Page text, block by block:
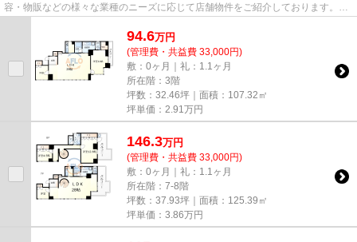
容・物販などの様々な業種のニーズに応じて店舗物件をご紹介しております。
尚、弊社ではおとり広告は一切...
94.6万円
(管理費・共益費 33,000円)
敷：0ヶ月｜礼：1.1ヶ月
所在階：3階
坪数：32.46坪｜面積：107.32㎡
坪単価： 2.91 万円
146.3万円
(管理費・共益費 33,000円)
敷：0ヶ月｜礼：1.1ヶ月
所在階：7-8階
坪数：37.93坪｜面積：125.39㎡
坪単価： 3.86万円